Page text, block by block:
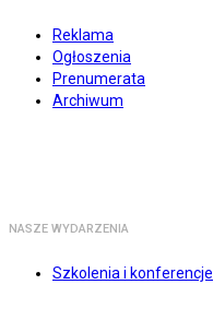
Reklama
Ogłoszenia
Prenumerata
Archiwum
NASZE WYDARZENIA
Szkolenia i konferencje